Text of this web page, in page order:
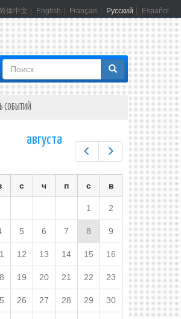
体中文 English Français Русский Español
Форма
поиска
СОБЫТИЙ
Предыдущий
Следующий
августа
с ч п с в
1 2
5 6 7 8 9
12 13 14 15 16
19 20 21 22 23
26 27 28 29 30